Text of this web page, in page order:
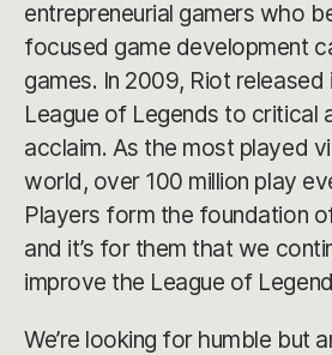
entrepreneurial gamers who
focused game development
games. In 2009, Riot
League of Legends to critical
acclaim. As the most played
world, over 100 million play
Players form the foundation
and it’s for them that we
improve the League of
We’re looking for humble but